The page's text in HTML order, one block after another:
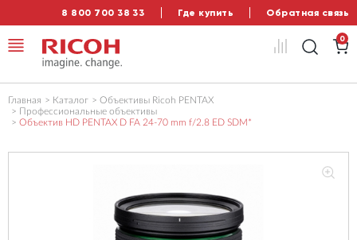
8 800 700 38 33 Где купить Обратная связь
0
Главная Каталог
Объективы Ricoh PENTAX
Профессиональные объективы
Объектив HD PENTAX D FA 24-70 mm f/2.8 ED SDM*